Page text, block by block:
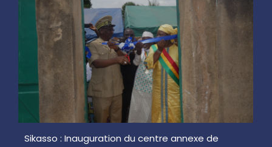
Sikasso : Inauguration du centre annexe de